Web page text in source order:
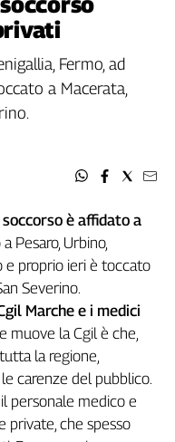
Fermo, ad
a Macerata,
è affidato a
Pesaro, Urbino,
e proprio ieri è toccato
Severino.
Marche e i medici
muove la Cgil è che,
la regione,
carenze del pubblico.
personale medico e
private, che spesso